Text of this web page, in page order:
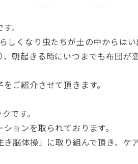
。
くなり虫たちが土の中からはい
朝起きる時にいつまでも布団が
ご紹介させて頂きます。
です。
ョンを取られております。
脳体操」に取り組んで頂き、ケ